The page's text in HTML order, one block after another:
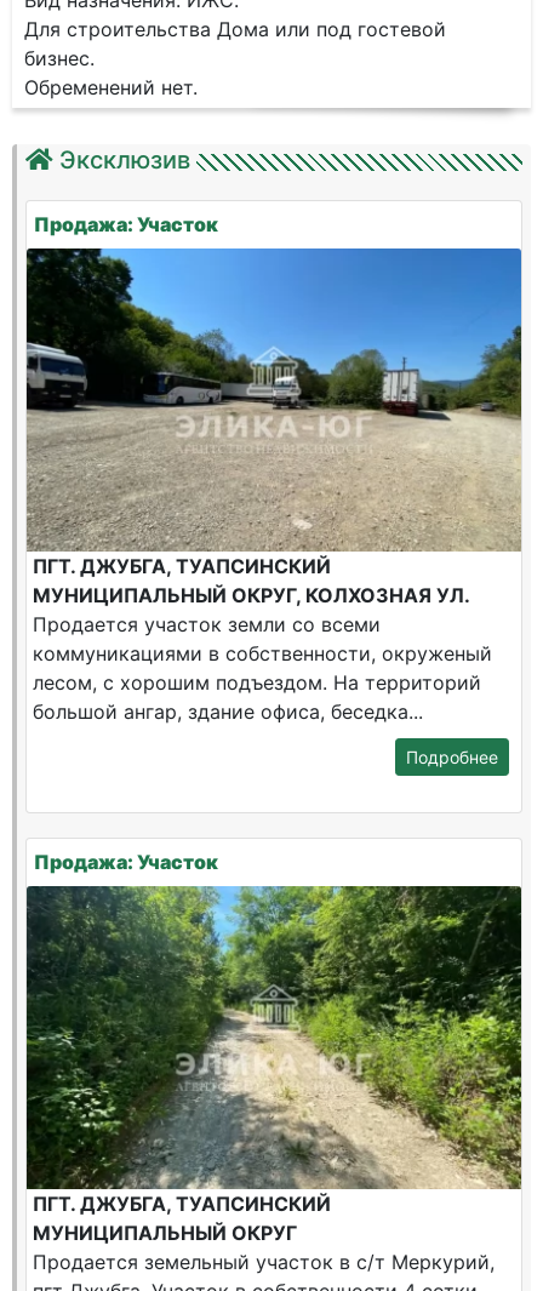
Для строительства Дома или под гостевой
бизнес.
Обременений нет.
Эксклюзив
Продажа: Участок
ПГТ. ДЖУБГА, ТУАПСИНСКИЙ
МУНИЦИПАЛЬНЫЙ ОКРУГ, КОЛХОЗНАЯ УЛ.
Продается участок земли со всеми
коммуникациями в собственности, окруженый
лесом, с хорошим подъездом. На территорий
большой ангар, здание офиса, беседка...
Подробнее
Продажа: Участок
ПГТ. ДЖУБГА, ТУАПСИНСКИЙ
МУНИЦИПАЛЬНЫЙ ОКРУГ
Продается земельный участок в с/т Меркурий,